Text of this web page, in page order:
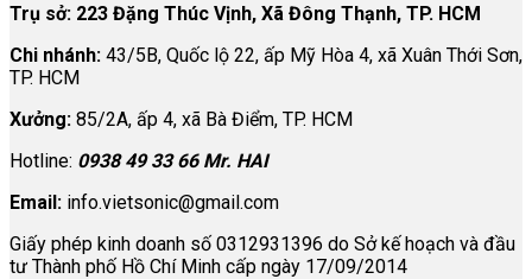
Trụ sở: 223 Đặng Thúc Vịnh, Xã Đông Thạnh, TP. HCM
Chi nhánh: 43/5B, Quốc lộ 22, ấp Mỹ Hòa 4, xã Xuân Thới Sơn,
TP. HCM
Xưởng: 85/2A, ấp 4, xã Bà Điểm, TP. HCM
Hotline: 0938 49 33 66 Mr. HAI
Email: info.vietsonic@gmail.com
Giấy phép kinh doanh số 0312931396 do Sở kế hoạch và đầu
tư Thành phố Hồ Chí Minh cấp ngày 17/09/2014